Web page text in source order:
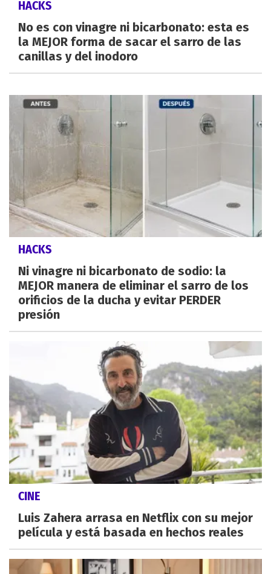
HACKS
No es con vinagre ni bicarbonato: esta es
la MEJOR forma de sacar el sarro de las
canillas y del inodoro
HACKS
Ni vinagre ni bicarbonato de sodio: la
MEJOR manera de eliminar el sarro de los
orificios de la ducha y evitar PERDER
presión
CINE
Luis Zahera arrasa en Netflix con su mejor
película y está basada en hechos reales